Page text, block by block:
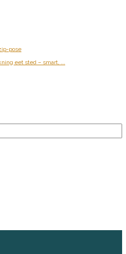
pose
eet sted – smart, ...